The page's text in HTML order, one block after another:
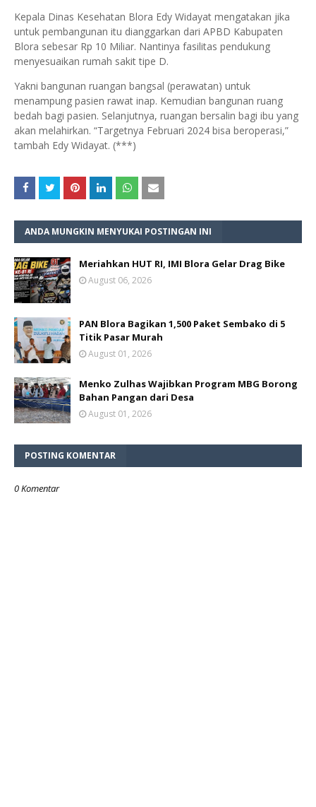
Kepala Dinas Kesehatan Blora Edy Widayat mengatakan jika
untuk pembangunan itu dianggarkan dari APBD Kabupaten
Blora sebesar Rp 10 Miliar. Nantinya fasilitas pendukung
menyesuaikan rumah sakit tipe D.
Yakni bangunan ruangan bangsal (perawatan) untuk
menampung pasien rawat inap. Kemudian bangunan ruang
bedah bagi pasien. Selanjutnya, ruangan bersalin bagi ibu yang
akan melahirkan. “Targetnya Februari 2024 bisa beroperasi,”
tambah Edy Widayat. (***)
ANDA MUNGKIN MENYUKAI POSTINGAN INI
Meriahkan HUT RI, IMI Blora Gelar Drag Bike
August 06, 2026
PAN Blora Bagikan 1,500 Paket Sembako di 5
Titik Pasar Murah
August 01, 2026
Menko Zulhas Wajibkan Program MBG Borong
Bahan Pangan dari Desa
August 01, 2026
POSTING KOMENTAR
0 Komentar